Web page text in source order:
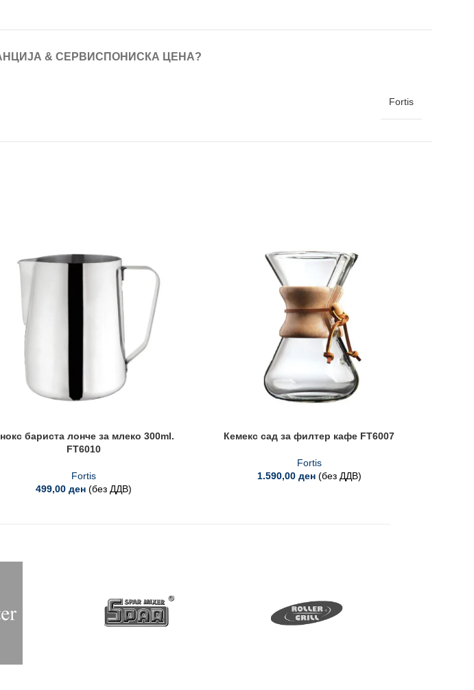
& СЕРВИС ПОНИСКА ЦЕНА?
Fortis
бариста лонче за млеко 300ml.
FT6010
Fortis
499,00ден (без ДДВ)
Кемекс сад за филтер кафе FT6007
Fortis
1.590,00 ден (без ДДВ)